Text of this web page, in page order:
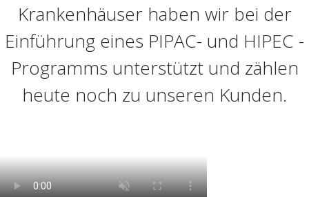
Krankenhäuser haben wir bei der
Einführung eines PIPAC- und HIPEC -
Programms unterstützt und zählen
heute noch zu unseren Kunden.